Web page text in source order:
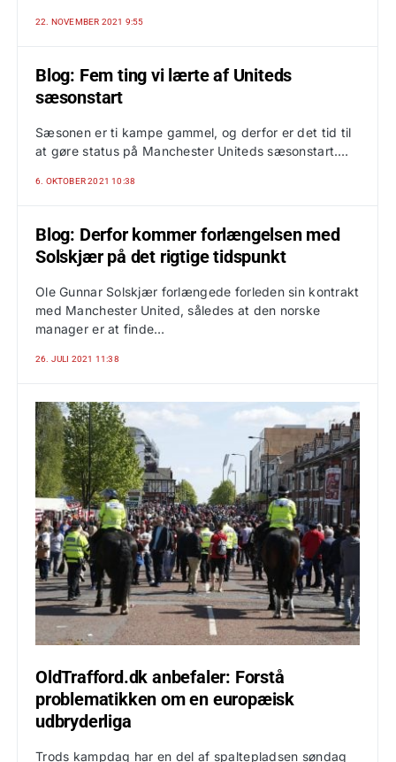
22. NOVEMBER 2021 9:55
Blog: Fem ting vi lærte af Uniteds
sæsonstart
Sæsonen er ti kampe gammel, og derfor er det tid til
at gøre status på Manchester Uniteds sæsonstart.…
6. OKTOBER 2021 10:38
Blog: Derfor kommer forlængelsen med
Solskjær på det rigtige tidspunkt
Ole Gunnar Solskjær forlængede forleden sin kontrakt
med Manchester United, således at den norske
manager er at finde…
26. JULI 2021 11:38
OldTrafford.dk anbefaler: Forstå
problematikken om en europæisk
udbryderliga
Trods kampdag har en del af spaltepladsen søndag